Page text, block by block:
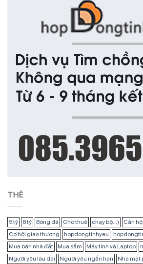
THẺ
Cơ hội giao thương
Mua bán nhà đất
Người yêu lâu dài
Người yêu ngắn hạn Nhà mặt
Nhà riêng/ nguyên căn
Sự kiện: tennis thương
Tìm bạn bè mới
Tìm bạn bốn phương Hà Nội
Tìm bạn bốn phương TP Hồ Chí Minh
Tìm bạn gái